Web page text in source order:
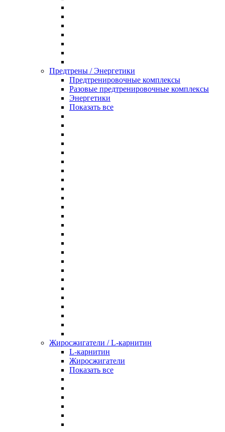
Предтрены / Энергетики
Предтренировочные комплексы
Разовые предтренировочные комплексы
Энергетики
Показать все
Жиросжигатели / L-карнитин
L-карнитин
Жиросжигатели
Показать все